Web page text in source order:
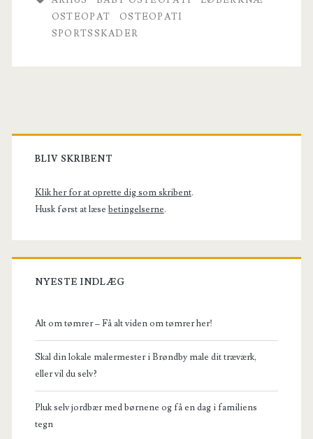
professionel
symptomlæsning
OSTEOPAT
OSTEOPATI
SPORTSSKADER
Primary
Sidebar
BLIV SKRIBENT
Klik her for at oprette dig som skribent.
Husk først at læse betingelserne.
NYESTE INDLÆG
Alt om tømrer – Få alt viden om tømrer her!
Skal din lokale malermester i Brøndby male dit træværk,
eller vil du selv?
Pluk selv jordbær med børnene og få en dag i familiens
tegn